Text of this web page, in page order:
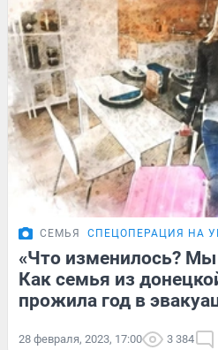
СЕМЬЯ СПЕЦОПЕРАЦИЯ НА
«Что изменилось?
Как семья из
прожила год в
28 февраля, 2023, 17:00 3 384